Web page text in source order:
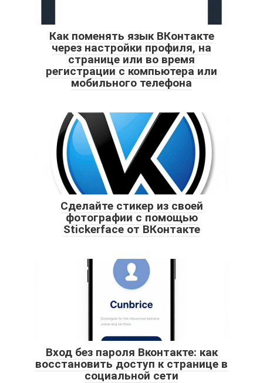
Как поменять язык ВКонтакте
через настройки профиля, на
странице или во время
регистрации с компьютера или
мобильного телефона
Сделайте стикер из своей
фотографии с помощью
Stickerface от ВКонтакте
Вход без пароля Вконтакте: как
восстановить доступ к странице в
социальной сети